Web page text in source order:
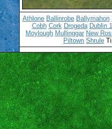
Athlone Ballinrobe Ballymahon
Cobh Cork Drogeda Dublin 1
Moylough Mullinggar New
Piltown Shrule